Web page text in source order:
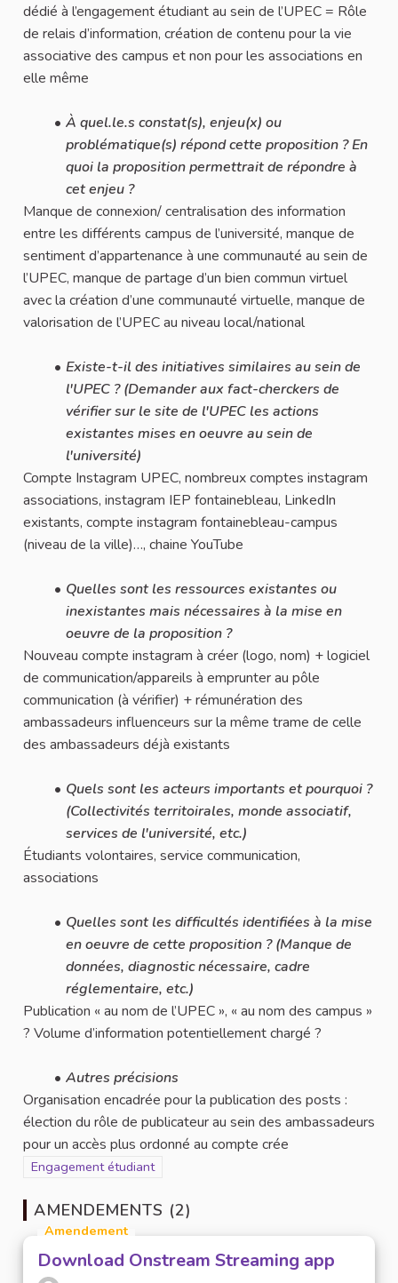
dédié à l’engagement étudiant au sein de l’UPEC = Rôle
de relais d’information, création de contenu pour la vie
associative des campus et non pour les associations en
elle même
À quel.le.s constat(s), enjeu(x) ou
problématique(s) répond cette proposition ? En
quoi la proposition permettrait de répondre à
cet enjeu ?
Manque de connexion/ centralisation des information
entre les différents campus de l’université, manque de
sentiment d’appartenance à une communauté au sein de
l’UPEC, manque de partage d’un bien commun virtuel
avec la création d’une communauté virtuelle, manque de
valorisation de l’UPEC au niveau local/national
Existe-t-il des initiatives similaires au sein de
l'UPEC ? (Demander aux fact-cherckers de
vérifier sur le site de l'UPEC les actions
existantes mises en oeuvre au sein de
l'université)
Compte Instagram UPEC, nombreux comptes instagram
associations, instagram IEP fontainebleau, LinkedIn
existants, compte instagram fontainebleau-campus
(niveau de la ville)…, chaine YouTube
Quelles sont les ressources existantes ou
inexistantes mais nécessaires à la mise en
oeuvre de la proposition ?
Nouveau compte instagram à créer (logo, nom) + logiciel
de communication/appareils à emprunter au pôle
communication (à vérifier) + rémunération des
ambassadeurs influenceurs sur la même trame de celle
des ambassadeurs déjà existants
Quels sont les acteurs importants et pourquoi ?
(Collectivités territoirales, monde associatif,
services de l'université, etc.)
Étudiants volontaires, service communication,
associations
Quelles sont les difficultés identifiées à la mise
en oeuvre de cette proposition ? (Manque de
données, diagnostic nécessaire, cadre
réglementaire, etc.)
Publication « au nom de l’UPEC », « au nom des campus »
? Volume d’information potentiellement chargé ?
Autres précisions
Organisation encadrée pour la publication des posts :
élection du rôle de publicateur au sein des ambassadeurs
pour un accès plus ordonné au compte crée
Filtrer les résultats pour le secteur : Engagement étudiant
Engagement étudiant
AMENDEMENTS (2)
Amendement
Download Onstream Streaming app